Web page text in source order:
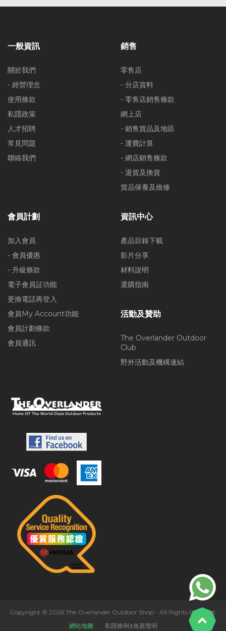
一般資訊
關於我們
- 經營理念
使用條款
私隱政策
人才招聘
常見問題
聯絡我們
銷售
零售店
- 分店資料
- 零售店銷售條款
網上店
- 銷售貨品及地區
- 運費計算
- 網店銷售條款
- 退貨及換貨
貨品保養及維修
會員計劃
加入會員
- 會員優惠
- 升級條款
電子會員証功能
更換電話再登入
會員My Account功能
會員計劃條款
會員通訊
資訊中心
產品目錄下載
影片分享
材料說明
選購指南
活動及贊助
The Overlander Outdoor
Club
野外活動及機構連結
Copyright © 2026 The Overlander Outdoor Shop - All Rights Reserved.
網站地圖
私隱條例&免責聲明